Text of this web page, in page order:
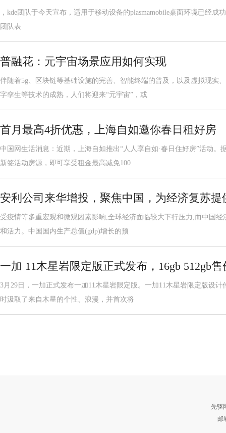
，kde团队于今天宣布，适用于移动设备的plasmamobile桌面环境已经成
团队表
普融花：元宇宙场景应用如何实现
伴随着5g、区块链等基础设施的完善、智能终端的普及，以及虚拟现实
字孪生等技术的成熟，人们将迎来“元宇宙”，或
首月最高4折优惠，上海自如邀你春日租好房
中国网生活消息：近期，上海自如推出“人人享自如·春日住好房”活动。
新签活动房源，即可享受租金最高减免100
安利公司来华增投，聚焦中国，为经济复苏提
受疫情等多重宏观和微观因素影响,全球经济面临较大下行压力,而中国
和活力。中国国内生产总值(gdp)增长的预
一加 11木星岩限定版正式发布，16gb 512gb售
3月29日，一加正式发布一加11木星岩限定版。一加11木星岩限定版设
时汲取了来自木星的个性、浪漫，并首次将
先驱
邮